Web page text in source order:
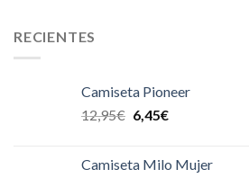
RECIENTES
Camiseta Pioneer
12,95€ 6,45€
Camiseta Milo Mujer